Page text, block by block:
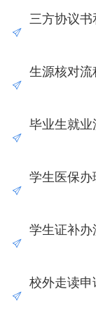
三方协议
生源核对流
毕业生就业
学生医保办
学生证补办
校外走读申